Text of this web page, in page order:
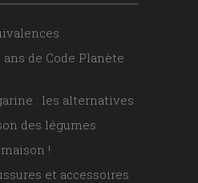
ans de Code Planète
: les alternatives
des légumes
!
et accessoires